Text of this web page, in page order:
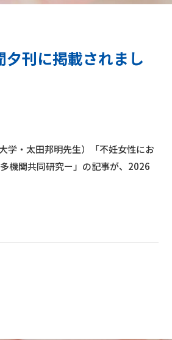
刊に掲載されまし
学・太田邦明先生）「不妊女性にお
機関共同研究ー」の記事が、2026